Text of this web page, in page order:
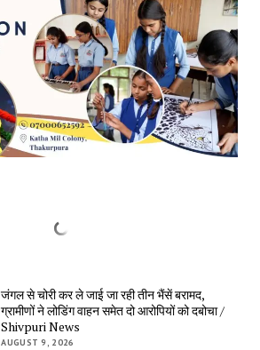
जंगल से चोरी कर ले जाई जा रही तीन भैंसें बरामद,
ग्रामीणों ने लोडिंग वाहन समेत दो आरोपियों को दबोचा /
Shivpuri News
AUGUST 9, 2026